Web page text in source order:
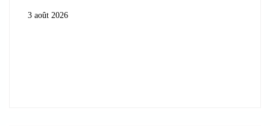
3 août 2026